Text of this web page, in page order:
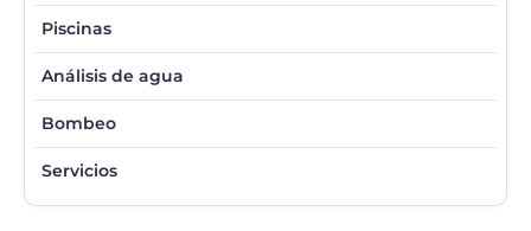
Piscinas
Análisis de agua
Bombeo
Servicios